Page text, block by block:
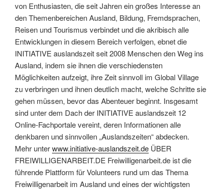
von Enthusiasten, die seit Jahren ein großes Interesse an
den Themenbereichen Ausland, Bildung, Fremdsprachen,
Reisen und Tourismus verbindet und die akribisch alle
Entwicklungen in diesem Bereich verfolgen, ebnet die
INITIATIVE auslandszeit seit 2008 Menschen den Weg ins
Ausland, indem sie ihnen die verschiedensten
Möglichkeiten aufzeigt, ihre Zeit sinnvoll im Global Village
zu verbringen und ihnen deutlich macht, welche Schritte sie
gehen müssen, bevor das Abenteuer beginnt. Insgesamt
sind unter dem Dach der INITIATIVE auslandszeit 12
Online-Fachportale vereint, deren Informationen alle
denkbaren und sinnvollen „Auslandszeiten“ abdecken.
Mehr unterwww.initiative-auslandszeit.de ÜBER
FREIWILLIGENARBEIT.DE Freiwilligenarbeit.de ist die
führende Plattform für Volunteers rund um das Thema
Freiwilligenarbeit im Ausland und eines der wichtigsten